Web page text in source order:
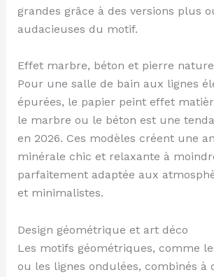
grandes grâce à des versions plus
audacieuses du motif.
Effet marbre, béton et pierre
Pour une salle de bain aux lignes
épurées, le papier peint effet
le marbre ou le béton est une
en 2026. Ces modèles créent une
minérale chic et relaxante à
parfaitement adaptée aux
et minimalistes.
Design géométrique et art déco
Les motifs géométriques, comme
ou les lignes ondulées, combinés à